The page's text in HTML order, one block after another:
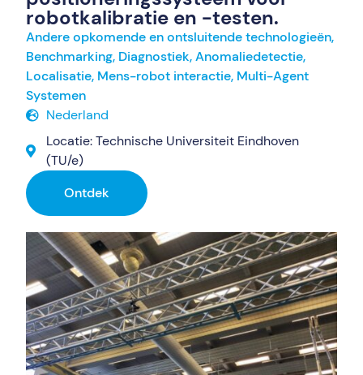
robotkalibratie en -testen.
Andere opkomende en ontsluitende technologieën,
Benchmarking, Diagnostiek, Anomaliedetectie,
Localisatie, Mens-robot interactie, Multi-Agent
Systemen
Nederland
Locatie: Technische Universiteit Eindhoven
(TU/e)
Ontdek